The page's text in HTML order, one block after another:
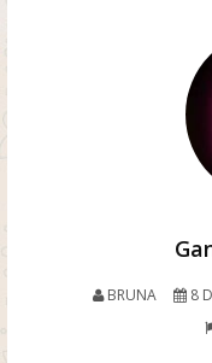
BRUNA 8